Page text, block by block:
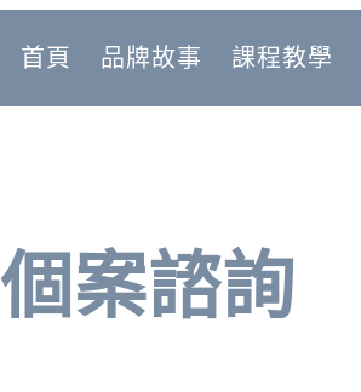
首頁 品牌故事 課程教學
個案諮詢